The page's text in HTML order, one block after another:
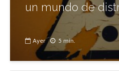
un mundo de
Ayer 5 min.